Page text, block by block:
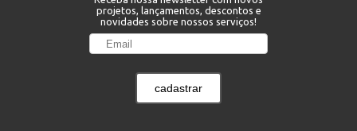
projetos, lançamentos, descontos e
novidades sobre nossos serviços!
cadastrar